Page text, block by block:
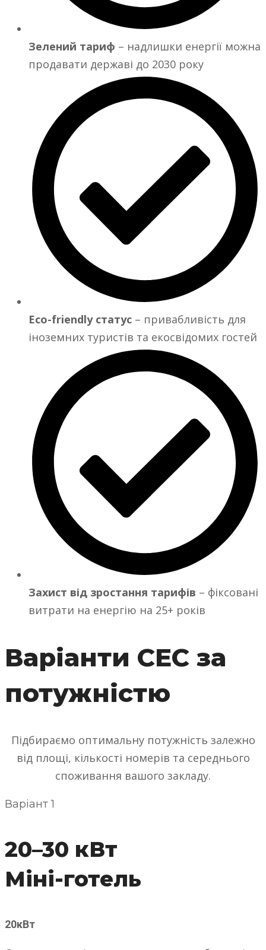
Зелений тариф – надлишки енергії можна
продавати державі до 2030 року
Eco-friendly статус – привабливість для
іноземних туристів та екосвідомих гостей
Захист від зростання тарифів – фіксовані
витрати на енергію на 25+ років
Варіанти СЕС за
потужністю
Підбираємо оптимальну потужність залежно
від площі, кількості номерів та середнього
споживання вашого закладу.
Варіант 1
20–30 кВт
Міні-готель
20кВт